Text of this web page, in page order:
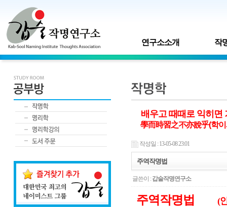
연구소소개 작
배우고 때때로 익히면
學而時習之不亦說乎(학
작성일 : 13-05-08 23:01
주역작명법
글쓴이 : 갑술작명연구소
주역작명법 (